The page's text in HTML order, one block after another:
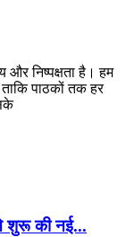
और निष्पक्षता है। हम
पाठकों तक हर
शुरू की नई...